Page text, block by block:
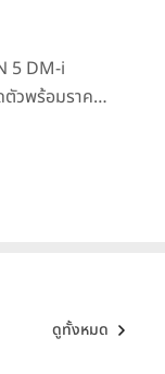
5 DM-i
วพร้อมราคา
บาท รุ่น
ดูทั้งหมด